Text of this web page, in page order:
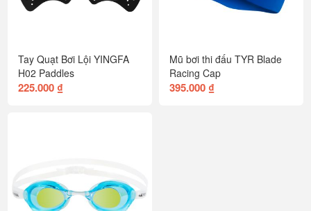
Tay Quạt Bơi Lội YINGFA
H02 Paddles
225.000 ₫
Mũ bơi thi đấu TYR Blade
Racing Cap
395.000 ₫